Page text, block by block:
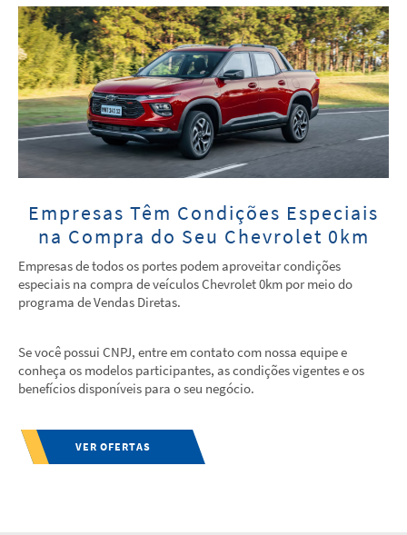
Empresas Têm Condições Especiais
na Compra do Seu Chevrolet 0km
Empresas de todos os portes podem aproveitar condições
especiais na compra de veículos Chevrolet 0km por meio do
programa de Vendas Diretas.
Se você possui CNPJ, entre em contato com nossa equipe e
conheça os modelos participantes, as condições vigentes e os
benefícios disponíveis para o seu negócio.
VER OFERTAS